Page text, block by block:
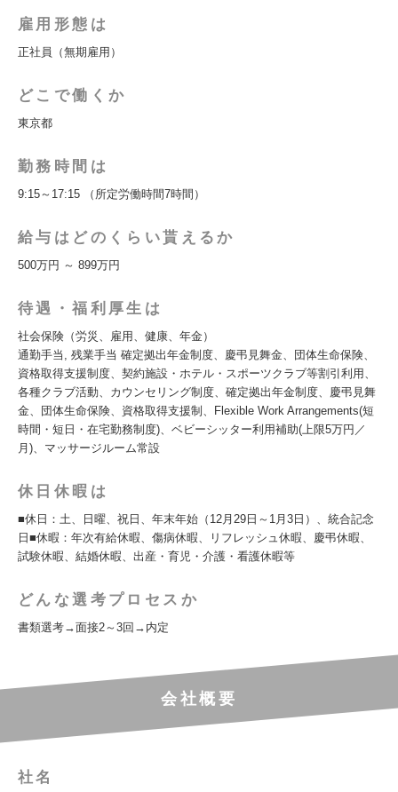
雇用形態は
正社員（無期雇用）
どこで働くか
東京都
勤務時間は
9:15～17:15 （所定労働時間7時間）
給与はどのくらい貰えるか
500万円 ～ 899万円
待遇・福利厚生は
社会保険（労災、雇用、健康、年金）
通勤手当, 残業手当 確定拠出年金制度、慶弔見舞金、団体生命保険、
資格取得支援制度、契約施設・ホテル・スポーツクラブ等割引利用、
各種クラブ活動、カウンセリング制度、確定拠出年金制度、慶弔見舞
金、団体生命保険、資格取得支援制、Flexible Work Arrangements(短
時間・短日・在宅勤務制度)、ベビーシッター利用補助(上限5万円／
月)、マッサージルーム常設
休日休暇は
■休日：土、日曜、祝日、年末年始（12月29日～1月3日）、統合記念
日■休暇：年次有給休暇、傷病休暇、リフレッシュ休暇、慶弔休暇、
試験休暇、結婚休暇、出産・育児・介護・看護休暇等
どんな選考プロセスか
書類選考→面接2～3回→内定
会社概要
社名